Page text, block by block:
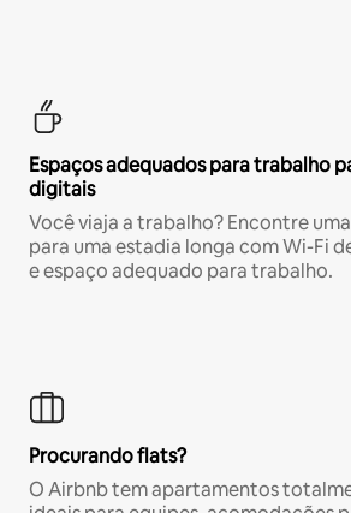
Espaços adequados para trabalho
digitais
Você viaja a trabalho? Encontre
para uma estadia longa com Wi-Fi
e espaço adequado para trabalho.
Procurando flats?
O Airbnb tem apartamentos